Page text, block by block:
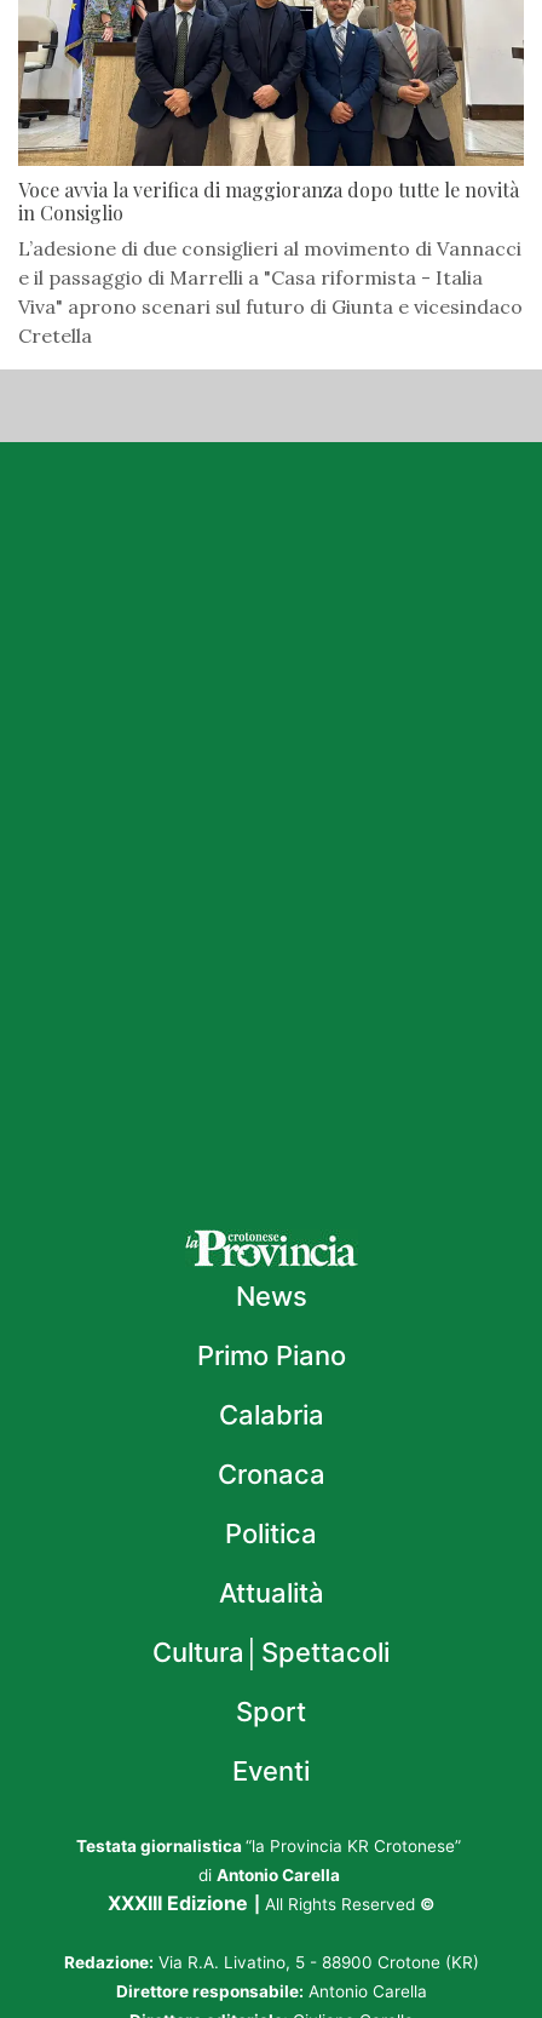
Voce avvia la verifica di maggioranza dopo tutte le novità
in Consiglio
L’adesione di due consiglieri al movimento di Vannacci
e il passaggio di Marrelli a "Casa riformista - Italia
Viva" aprono scenari sul futuro di Giunta e vicesindaco
Cretella
News
Primo Piano
Calabria
Cronaca
Politica
Attualità
Cultura│Spettacoli
Sport
Eventi
Testata giornalistica “la Provincia KR Crotonese”
di Antonio Carella
XXXIII Edizione All Rights Reserved ©
Redazione: Via R.A. Livatino, 5 - 88900 Crotone (KR)
Direttore responsabile: Antonio Carella